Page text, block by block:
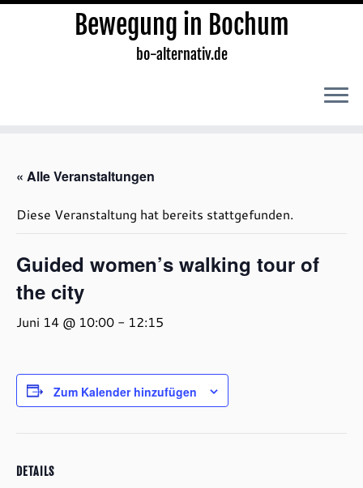
springen
Bewegung in Bochum
bo-alternativ.de
« Alle Veranstaltungen
Diese Veranstaltung hat bereits stattgefunden.
Guided women’s walking tour of
the city
Juni 14 @ 10:00 - 12:15
Zum Kalender hinzufügen
DETAILS